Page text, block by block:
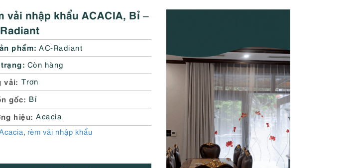
vải nhập khẩu ACACIA, Bỉ –
phẩm: AC-Radiant
Còn hàng
vải Trơn
gốc Bỉ
hiệu Acacia
, rèm vải nhập khẩu